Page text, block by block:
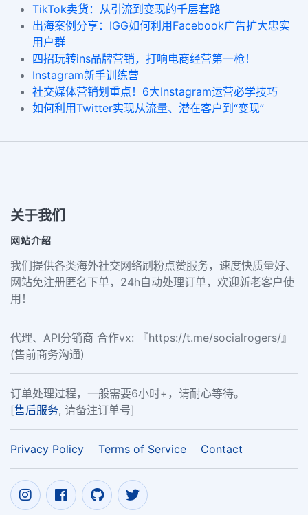
TikTok卖货：从引流到变现的千层套路
出海案例分享：IGG如何利用Facebook广告扩大忠实
用户群
四招玩转ins品牌营销，打响电商经营第一枪！
Instagram新手训练营
社交媒体营销划重点！6大Instagram运营必学技巧
如何利用Twitter实现从流量、潜在客户到“变现”
关于我们
网站介绍
我们提供各类海外社交网络刷粉点赞服务，速度快质量好、
网站免注册匿名下单，24h自动处理订单，欢迎新老客户使
用！
代理、API分销商 合作vx: 『https://t.me/socialrogers/』
(售前商务沟通)
订单处理过程，一般需要6小时+，请耐心等待。
[售后服务, 请备注订单号]
Privacy Policy Terms of Service Contact